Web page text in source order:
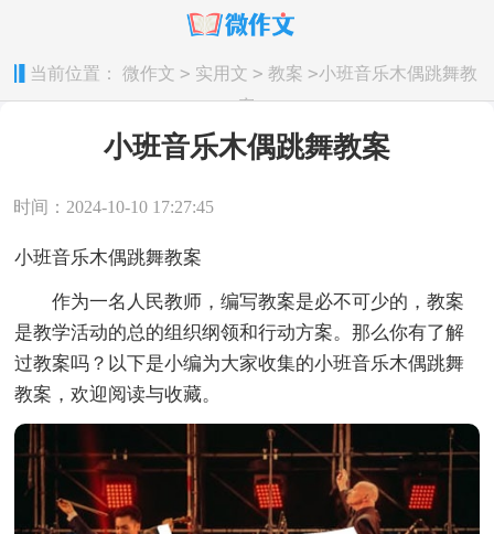
当前位置： 微作文 > 实用文 > 教案 >小班音乐木偶跳舞教
案
小班音乐木偶跳舞教案
时间：2024-10-10 17:27:45
小班音乐木偶跳舞教案
作为一名人民教师，编写教案是必不可少的，教案
是教学活动的总的组织纲领和行动方案。那么你有了解
过教案吗？以下是小编为大家收集的小班音乐木偶跳舞
教案，欢迎阅读与收藏。